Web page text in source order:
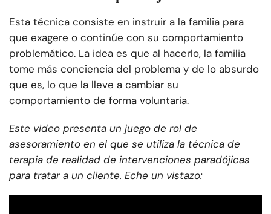
Esta técnica consiste en instruir a la familia para
que exagere o continúe con su comportamiento
problemático. La idea es que al hacerlo, la familia
tome más conciencia del problema y de lo absurdo
que es, lo que la lleve a cambiar su
comportamiento de forma voluntaria.
Este video presenta un juego de rol de
asesoramiento en el que se utiliza la técnica de
terapia de realidad de intervenciones paradójicas
para tratar a un cliente. Eche un vistazo: